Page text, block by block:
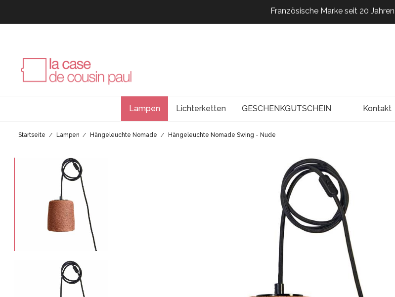
Französische Marke seit 20 Jahren
Französische Marke seit 20 Jahren
Lampen Lichterketten GESCHENKGUTSCHEIN Kontakt
Startseite Lampen Hängeleuchte Nomade Hängeleuchte Nomade Swing - Nude